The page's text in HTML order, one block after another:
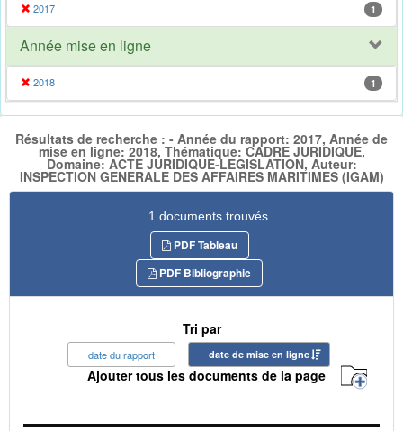
2017 1
Année mise en ligne
2018 1
Résultats de recherche : - Année du rapport: 2017, Année de
mise en ligne: 2018, Thématique: CADRE JURIDIQUE,
Domaine: ACTE JURIDIQUE-LEGISLATION, Auteur:
INSPECTION GENERALE DES AFFAIRES MARITIMES (IGAM)
1 documents trouvés
PDF Tableau
PDF Bibliographie
Tri par
date du rapport date de mise en ligne
Ajouter tous les documents de la page